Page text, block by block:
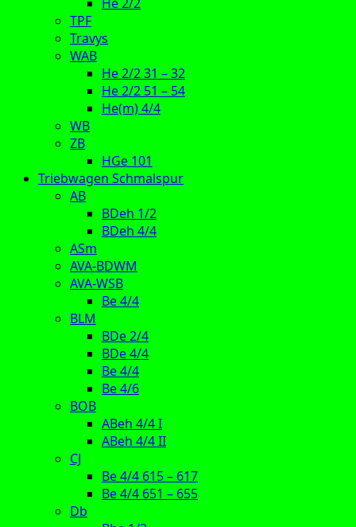
TPF
Travys
WAB
He 2/2 31 – 32
He 2/2 51 – 54
He(m) 4/4
WB
ZB
HGe 101
Triebwagen Schmalspur
AB
BDeh 1/2
BDeh 4/4
ASm
AVA-BDWM
AVA-WSB
Be 4/4
BLM
BDe 2/4
BDe 4/4
Be 4/4
Be 4/6
BOB
ABeh 4/4 I
ABeh 4/4 II
CJ
Be 4/4 615 – 617
Be 4/4 651 – 655
Db